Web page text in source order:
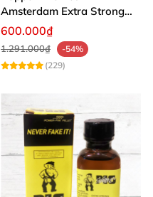
Amsterdam Extra Strong
30ml Kích Thích Mạnh Mẽ
Mua Ngay
600.000₫
1.291.000₫
-54%
(229)